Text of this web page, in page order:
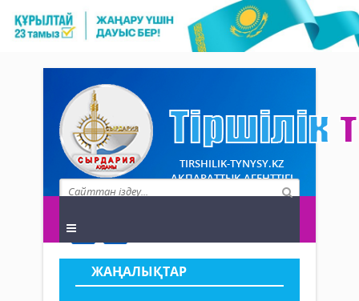
TIRSHILIK-TYNYSY.KZ
АҚПАРАТТЫҚ АГЕНТТІГІ
ЖАҢАЛЫҚТАР